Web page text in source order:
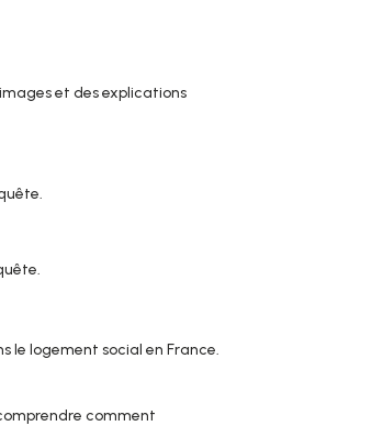
et des explications
le logement social en France.
comment